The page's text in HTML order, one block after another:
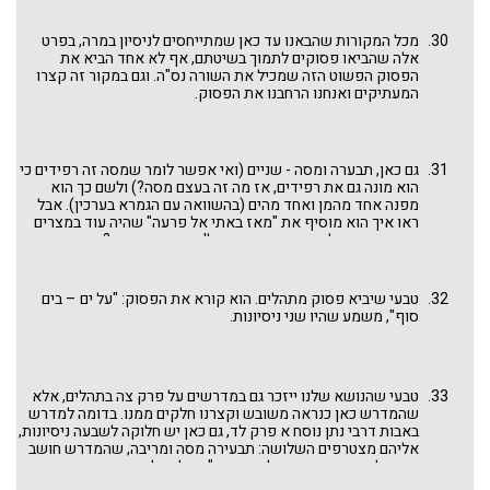
מכל המקורות שהבאנו עד כאן שמתייחסים לניסיון במרה, בפרט
אלה שהביאו פסוקים לתמוך בשיטתם, אף לא אחד הביא את
הפסוק הפשוט הזה שמכיל את השורה נס"ה. וגם במקור זה קצרו
המעתיקים ואנחנו הרחבנו את הפסוק.
גם כאן, תבערה ומסה - שניים (ואי אפשר לומר שמסה זה רפידים כי
הוא מונה גם את רפידים, אז מה זה בעצם מסה?) ולשם כך הוא
מפנה אחד מהמן ואחד מהים (בהשוואה עם הגמרא בערכין). אבל
ראו איך הוא מוסיף את "מאז באתי אל פרעה" שהיה עוד במצרים
וקשור במשה לא פחות מבני ישראל! אז את מי נפנה? את חטא
ומעבר להגדרה של ניסיון. או אז יש לנו עימות מעניין עם המקור
הקודם שעם כל חומרתו, ראו בעגל אחד מעשרה הניסיונות ומזכיר
אותו פעמיים: בהתחלה ובסוף הרשימה. עוד קבלנו במקור זה את
טבעי שיביא פסוק מתהלים. הוא קורא את הפסוק: "על ים – בים
סוף", משמע שהיו שני ניסיונות.
טבעי שהנושא שלנו ייזכר גם במדרשים על פרק צה בתהלים, אלא
שהמדרש כאן כנראה משובש וקצרנו חלקים ממנו. בדומה למדרש
באבות דרבי נתן נוסח א פרק לד, גם כאן יש חלוקה לשבעה ניסיונות,
אליהם מצטרפים השלושה: תבעירה מסה ומריבה, שהמדרש חושב
אותם לקשים יותר מהעגל, כדבריו: "שאלו שלושה היו קשים יותר